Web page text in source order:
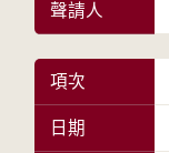
聲請人
項次
日期